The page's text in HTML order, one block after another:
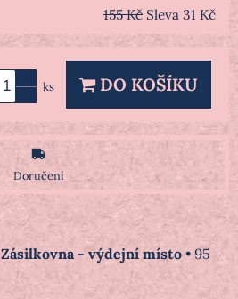
155 Kč Sleva 31 Kč
ks DO KOŠÍKU
Doručení
Zásilkovna - výdejní místo • 95